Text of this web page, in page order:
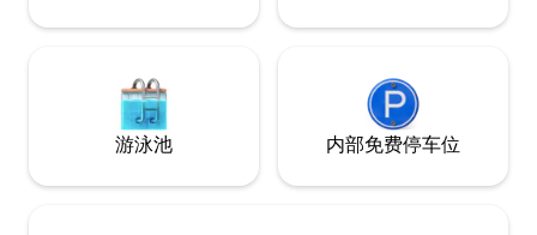
游泳池 内部免费停车位